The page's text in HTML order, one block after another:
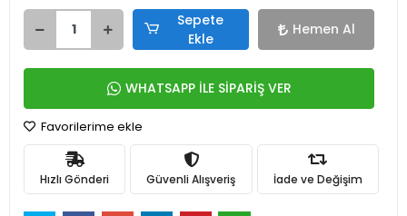
Sepete
Ekle
Hemen Al
WHATSAPP İLE SİPARİŞ VER
Favorilerime ekle
Hızlı Gönderi Güvenli Alışveriş İade ve Değişim